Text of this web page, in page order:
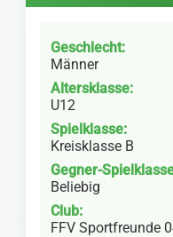
Geschlecht:
Männer
Altersklasse:
U12
Spielklasse:
Kreisklasse B
Gegner-
Beliebig
Club:
FFV Sportfreunde